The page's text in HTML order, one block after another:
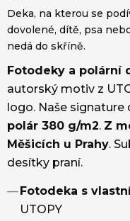
Deka, na kterou se
dovolené, dítě, psa
nedá do skříně.
Fotodeky a polární
autorský motiv z
logo. Naše signature
polár 380 g/m2. Z
Měšicích u Prahy.
desítky praní.
— Fotodeka s
UTOPY